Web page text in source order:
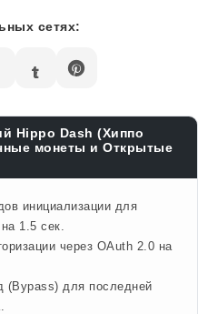
сетях:
Hippo Dash (Хиппо
монеты и Открытые
инициализации для
1.5 сек.
через OAuth 2.0 на
(Bypass) для последней